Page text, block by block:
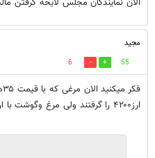
مجید
55
6
ارز۴۲۰۰ را گرفتند ولی مرغ وگوشت با ارز ۲۸الی۳۰هزارتومان میفروشند